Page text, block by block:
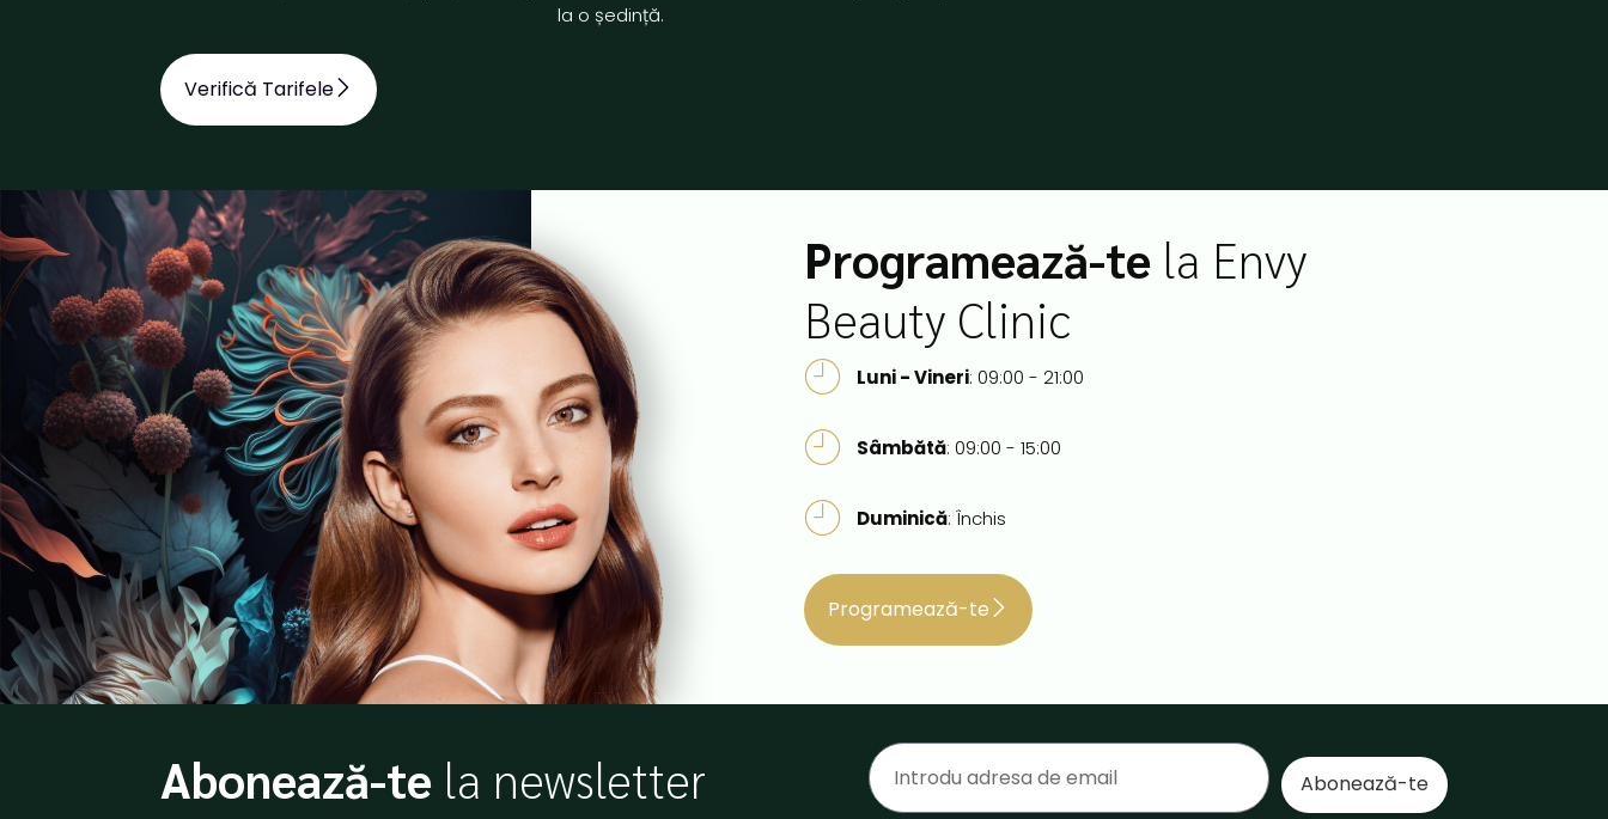
la o ședință.
Verifică Tarifele
Programează-te la Envy
Beauty Clinic
Luni - Vineri: 09:00 - 21:00
Sâmbătă: 09:00 - 15:00
Duminică: Închis
Programează-te
Abonează-te la newsletter Abonează-te